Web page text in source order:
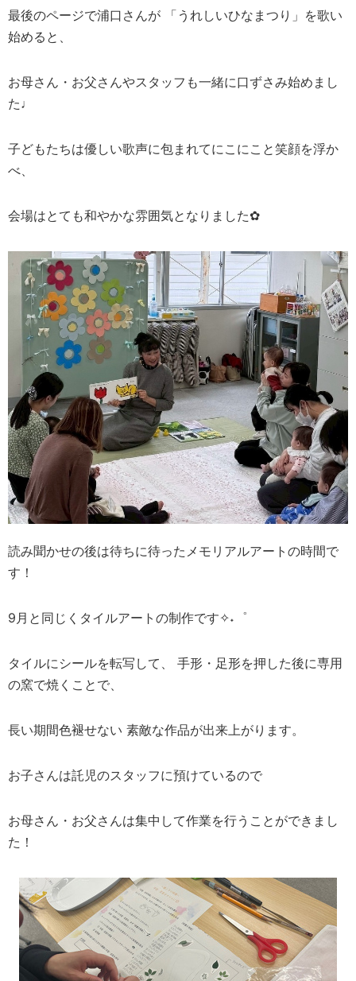
最後のページで浦口さんが 「うれしいひなまつり」を歌い
始めると、
お母さん・お父さんやスタッフも一緒に口ずさみ始めまし
た♩
子どもたちは優しい歌声に包まれてにこにこと笑顔を浮か
べ、
会場はとても和やかな雰囲気となりました✿
読み聞かせの後は待ちに待ったメモリアルアートの時間で
す！
9月と同じくタイルアートの制作です✧˖゜
タイルにシールを転写して、 手形・足形を押した後に専用
の窯で焼くことで、
長い期間色褪せない 素敵な作品が出来上がります。
お子さんは託児のスタッフに預けているので
お母さん・お父さんは集中して作業を行うことができまし
た！